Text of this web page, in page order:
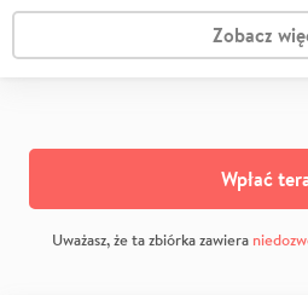
Zobacz
Wpłać
Uważasz, że ta zbiórka zawiera